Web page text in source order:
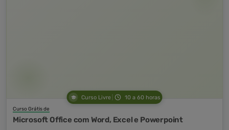
Curso Livre 10 a 60 horas
Curso Grátis de
Microsoft Office com Word, Excel e Powerpoint